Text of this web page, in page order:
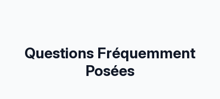
Questions Fréquemment
Posées